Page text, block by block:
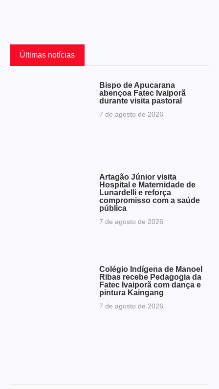
Últimas notícias
Bispo de Apucarana
abençoa Fatec Ivaiporã
durante visita pastoral
7 de agosto de 2026
Artagão Júnior visita
Hospital e Maternidade de
Lunardelli e reforça
compromisso com a saúde
pública
7 de agosto de 2026
Colégio Indígena de Manoel
Ribas recebe Pedagogia da
Fatec Ivaiporã com dança e
pintura Kaingang
7 de agosto de 2026